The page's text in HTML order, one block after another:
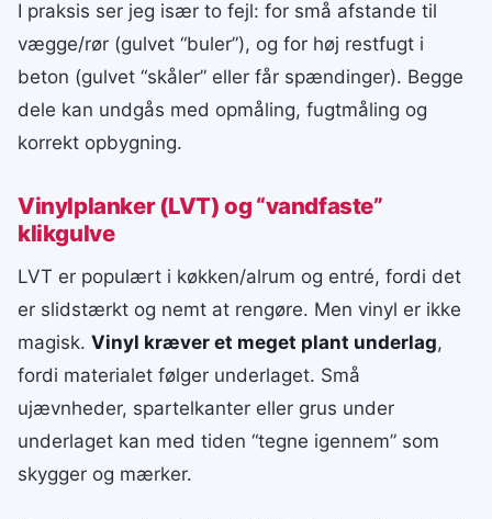
I praksis ser jeg især to fejl: for små afstande til
vægge/rør (gulvet “buler”), og for høj restfugt i
beton (gulvet “skåler” eller får spændinger). Begge
dele kan undgås med opmåling, fugtmåling og
korrekt opbygning.
Vinylplanker (LVT) og “vandfaste”
klikgulve
LVT er populært i køkken/alrum og entré, fordi det
er slidstærkt og nemt at rengøre. Men vinyl er ikke
magisk. Vinyl kræver et meget plant underlag,
fordi materialet følger underlaget. Små
ujævnheder, spartelkanter eller grus under
underlaget kan med tiden “tegne igennem” som
skygger og mærker.